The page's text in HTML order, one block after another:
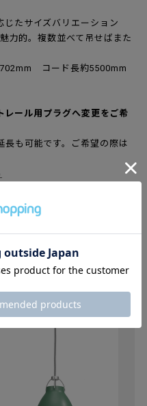
じたサイズバリエーション
力的。複数並べて吊せばまた
コード長約5500mm
ール用プラグへ変更をご希
長も可能です。ご希望の際は
望の方はこちら
望の方はこちらから